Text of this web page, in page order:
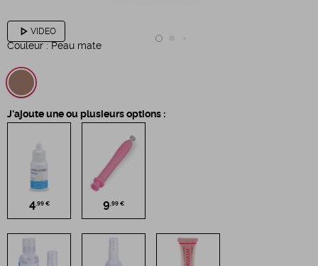
play_arrow VIDEO
Couleur : Peau mate
J'ajoute une ou plusieurs options :
4,99 € 9,99 €